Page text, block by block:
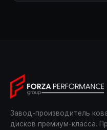
Завод-производитель
дисков премиум-класса.